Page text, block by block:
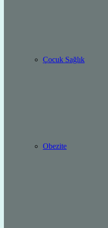
Çocuk Sağlık
Obezite